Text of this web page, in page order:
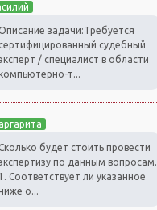
задачи:Требуется
сертифицированный судебный
/ специалист в области
т...
будет стоить провести
по данным вопросам.
1. Соответствует ли указанное
о...